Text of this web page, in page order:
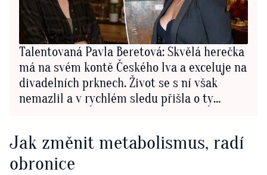
Talentovaná Pavla Beretová: Skvělá herečka
má na svém kontě Českého lva a exceluje na
divadelních prknech. Život se s ní však
nemazlil a v rychlém sledu přišla o ty
Jak změnit metabolismus, radí
obronice